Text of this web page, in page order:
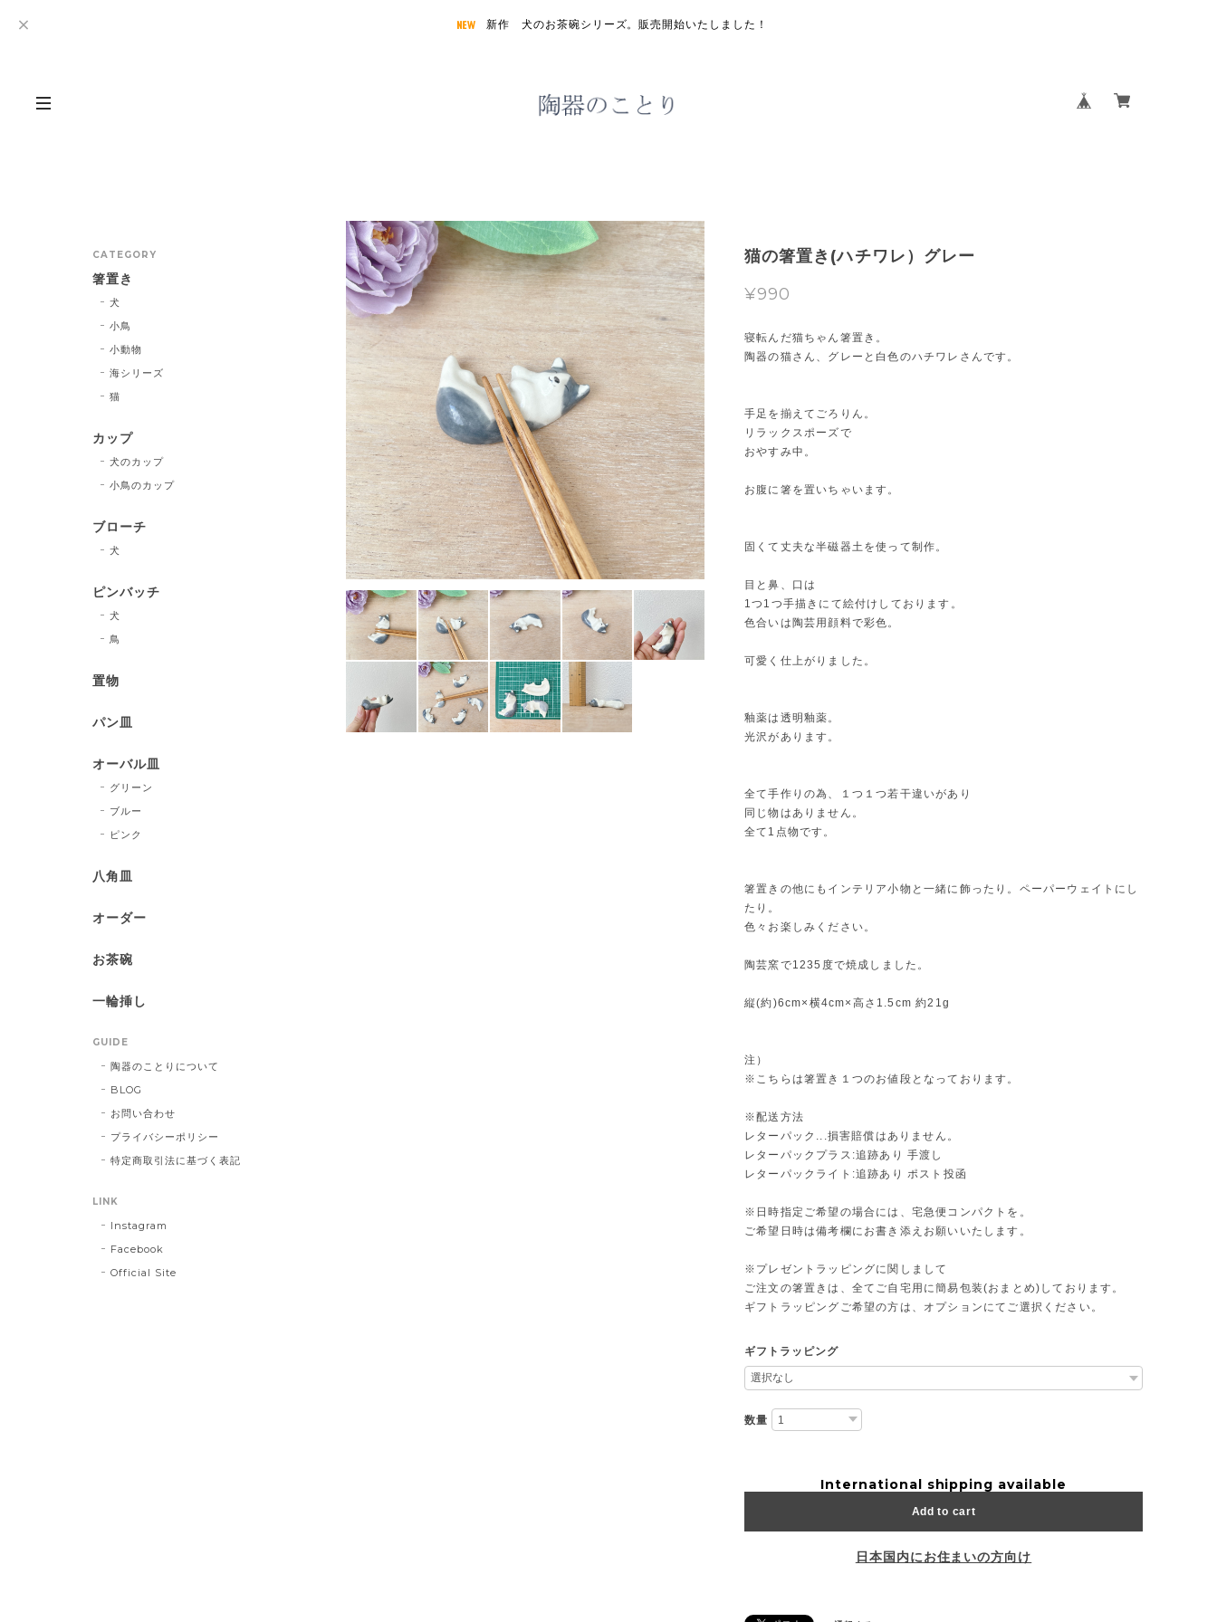
新作 犬のお茶碗シリーズ。販売開始いたしました！
猫の箸置き(ハチワレ）グレー
¥990
寝転んだ猫ちゃん箸置き。
陶器の猫さん、グレーと白色のハチワレさんです。
手足を揃えてごろりん。
リラックスポーズで
おやすみ中。
お腹に箸を置いちゃいます。
固くて丈夫な半磁器土を使って制作。
目と鼻、口は
1つ1つ手描きにて絵付けしております。
色合いは陶芸用顔料で彩色。
可愛く仕上がりました。
釉薬は透明釉薬。
光沢があります。
全て手作りの為、１つ１つ若干違いがあり
同じ物はありません。
全て1点物です。
箸置きの他にもインテリア小物と一緒に飾ったり。ペーパーウェイトにし
たり。
色々お楽しみください。
陶芸窯で1235度で焼成しました。
縦(約)6cm×横4cm×高さ1.5cm 約21g
注）
※こちらは箸置き１つのお値段となっております。
※配送方法
レターパック...損害賠償はありません。
レターパックプラス:追跡あり 手渡し
レターパックライト:追跡あり ポスト投函
※日時指定ご希望の場合には、宅急便コンパクトを。
ご希望日時は備考欄にお書き添えお願いいたします。
※プレゼントラッピングに関しまして
ご注文の箸置きは、全てご自宅用に簡易包装(おまとめ)しております。
ギフトラッピングご希望の方は、オプションにてご選択ください。
ギフトラッピング
数量
International shipping available
Add to cart
日本国内にお住まいの方向け
CATEGORY
箸置き
犬
小鳥
小動物
海シリーズ
猫
カップ
犬のカップ
小鳥のカップ
ブローチ
犬
ピンバッチ
犬
鳥
置物
パン皿
オーバル皿
グリーン
ブルー
ピンク
八角皿
オーダー
お茶碗
一輪挿し
GUIDE
陶器のことりについて
BLOG
お問い合わせ
プライバシーポリシー
特定商取引法に基づく表記
LINK
Instagram
Facebook
Official Site